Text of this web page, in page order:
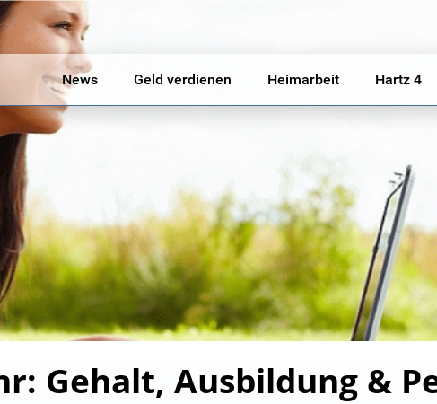
News Geld verdienen Heimarbeit Hartz 4
Gehalt, Ausbildung &